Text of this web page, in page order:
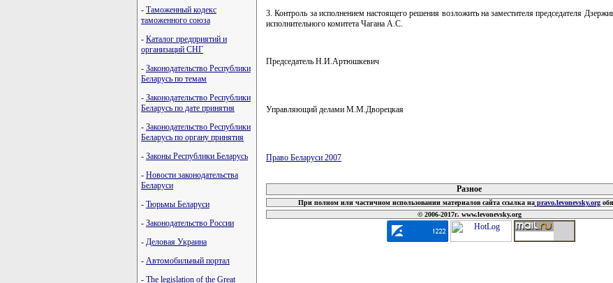
- Таможенный кодекс
таможенного союза
- Каталог предприятий и
организаций СНГ
- Законодательство Республики
Беларусь по темам
- Законодательство Республики
Беларусь по дате принятия
- Законодательство Республики
Беларусь по органу принятия
- Законы Республики Беларусь
- Новости законодательства
Беларуси
- Тюрьмы Беларуси
- Законодательство России
- Деловая Украина
- Автомобильный портал
- The legislation of the Great
3. Контроль за исполнением настоящего решения возложить на заместителя председателя
исполнительного комитета Чагана А.С.
Председатель Н.И.Артюшкевич
Управляющий делами М.М.Дворецкая
Право Беларуси 2007
Разное
При полном или частичном использовании материалов сайта ссылка наpravo.levonevsky.org
© 2006-2017г. www.levonevsky.org